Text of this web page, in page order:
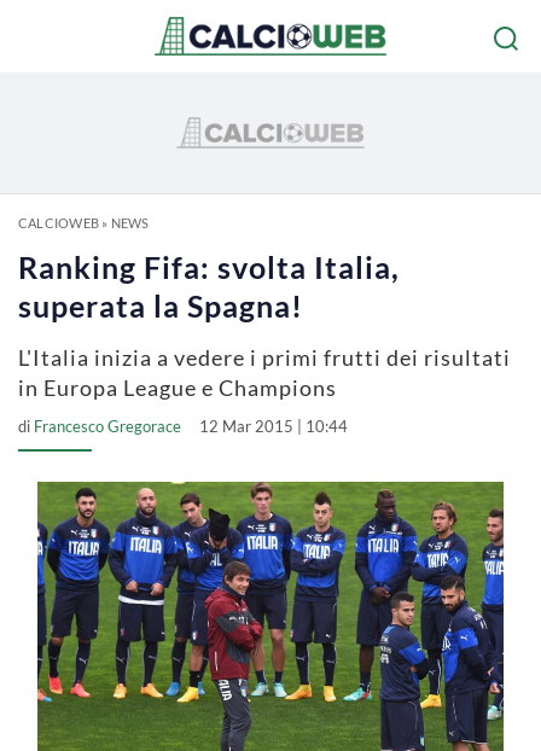
CALCIOWEB» NEWS
Ranking Fifa: svolta Italia,
superata la Spagna!
L'Italia inizia a vedere i primi frutti dei risultati
in Europa League e Champions
di Francesco Gregorace 12 Mar 2015 | 10:44